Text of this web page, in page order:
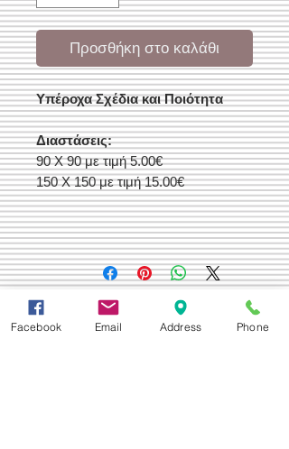
Προσθήκη στο καλάθι
Υπέροχα Σχέδια και Ποιότητα
Διαστάσεις:
90 Χ 90 με τιμή 5.00€
150 Χ 150 με τιμή 15.00€
Δεχόμαστε
Facebook Email Address Phone